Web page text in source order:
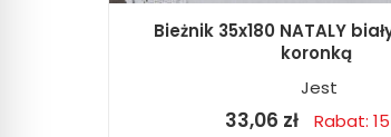
Bieżnik 35x180 NATALY
koronką
Jest
33,06 zł Rabat: